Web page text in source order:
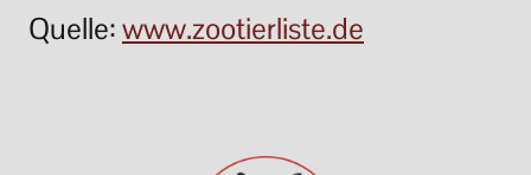
Quelle:www.zootierliste.de